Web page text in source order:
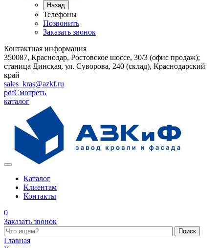
Назад
Телефоны
Позвонить
Заказать звонок
Контактная информация
350087, Краснодар, Ростовское шоссе, 30/3 (офис продаж);
станица Динская, ул. Суворова, 240 (склад), Краснодарский
край
sales_kras@azkf.ru
pdfСмотреть
каталог
Каталог
Клиентам
Контакты
0
Заказать звонок
Поиск по каталогу
Главная